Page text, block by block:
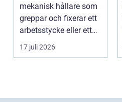
mekanisk hållare som
greppar och fixerar ett
arbetsstycke eller ett
verktyg, oftast i...
17 juli 2026